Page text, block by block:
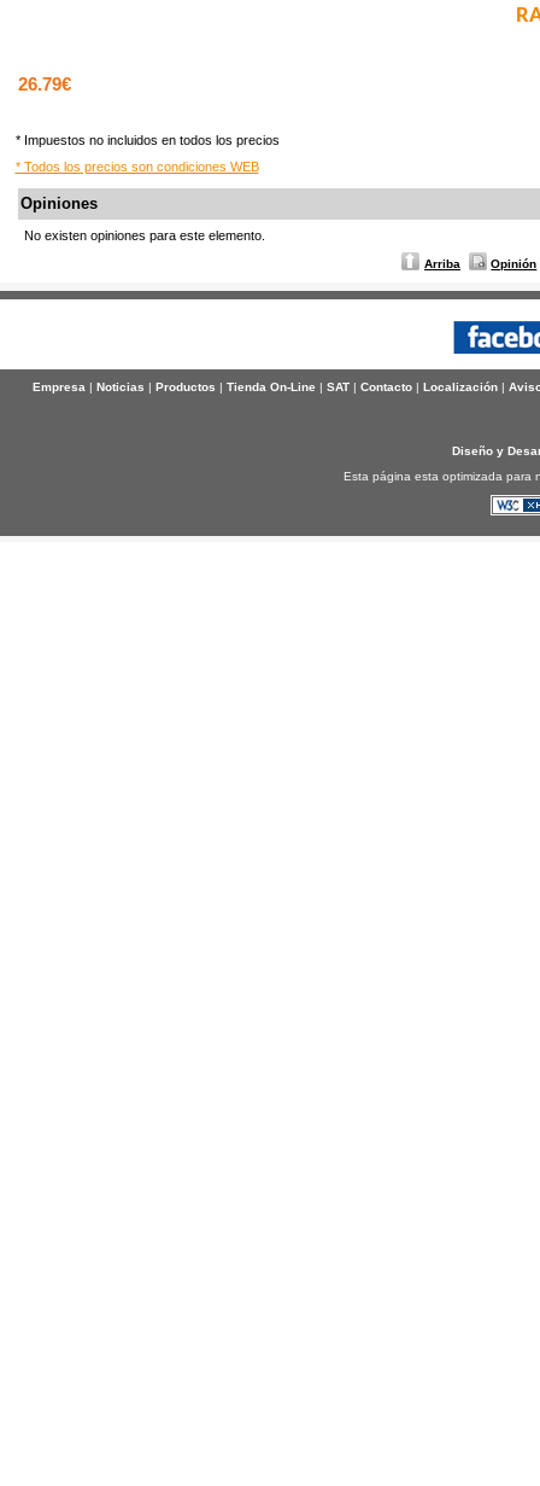
26.79€
* Impuestos no incluidos en todos los precios
* Todos los precios son condiciones WEB
Opiniones
No existen opiniones para este elemento.
Arriba Opinión
Empresa| Noticias | Productos | Tienda On-Line | SAT| Contacto| Localización|
Diseño y
Esta página esta optimizada para